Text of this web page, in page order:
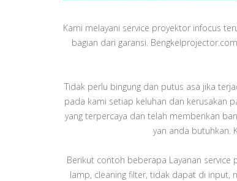
Kami melayani service proyektor infocus
bagian dari garansi.
Tidak perlu bingung dan putus asa jika
pada kami setiap keluhan dan kerusakan
yang terpercaya dan telah memberikan
yan anda butuhkan.
Berikut contoh beberapa Layanan
lamp, cleaning filter, tidak dapat di